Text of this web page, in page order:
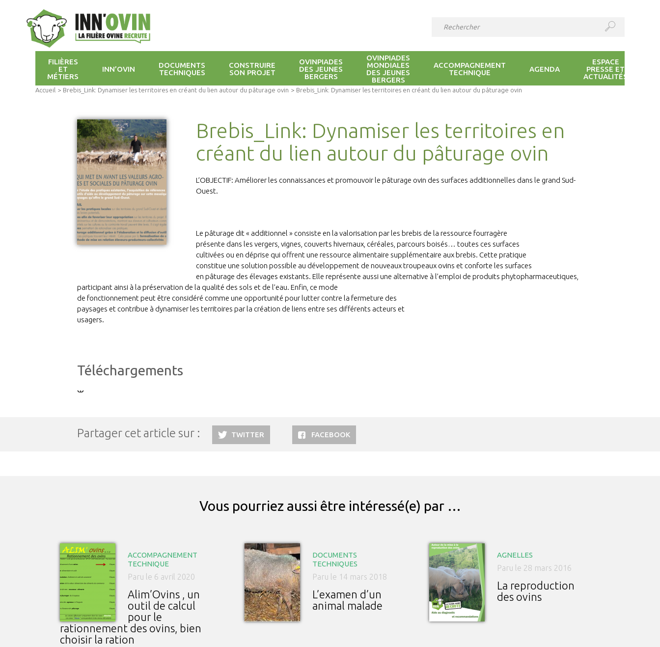
FILIÈRES
ET
MÉTIERS
INN’OVIN
DOCUMENTS
TECHNIQUES
CONSTRUIRE
SON PROJET
OVINPIADES
DES JEUNES
BERGERS
OVINPIADES
MONDIALES
DES JEUNES
BERGERS
ACCOMPAGNEMENT
TECHNIQUE
AGENDA
ESPACE
PRESSE ET
ACTUALITÉS
Accueil > Brebis_Link: Dynamiser les territoires en créant du lien autour du pâturage ovin > Brebis_Link: Dynamiser les territoires en créant du lien autour du pâturage ovin
Brebis_Link: Dynamiser les territoires en
créant du lien autour du pâturage ovin
L’OBJECTIF: Améliorer les connaissances et promouvoir le pâturage ovin des surfaces additionnelles dans le grand Sud-
Ouest.
Le pâturage dit « additionnel » consiste en la valorisation par les brebis de la ressource fourragère
présente dans les vergers, vignes, couverts hivernaux, céréales, parcours boisés… toutes ces surfaces
cultivées ou en déprise qui offrent une ressource alimentaire supplémentaire aux brebis. Cette pratique
constitue une solution possible au développement de nouveaux troupeaux ovins et conforte les surfaces
en pâturage des élevages existants. Elle représente aussi une alternative à l’emploi de produits phytopharmaceutiques,
participant ainsi à la préservation de la qualité des sols et de l’eau. Enfin, ce mode
de fonctionnement peut être considéré comme une opportunité pour lutter contre la fermeture des
paysages et contribue à dynamiser les territoires par la création de liens entre ses différents acteurs et
usagers.
Téléchargements
Partager cet article sur : TWITTER FACEBOOK
Vous pourriez aussi être intéressé(e) par …
ACCOMPAGNEMENT
TECHNIQUE
Paru le 6 avril 2020
Alim’Ovins , un
outil de calcul
pour le
rationnement des ovins, bien
choisir la ration
DOCUMENTS
TECHNIQUES
Paru le 14 mars 2018
L’examen d’un
animal malade
AGNELLES
Paru le 28 mars 2016
La reproduction
des ovins